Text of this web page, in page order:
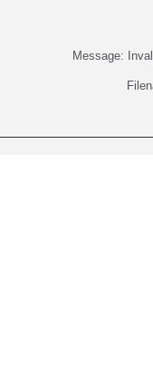
Message: